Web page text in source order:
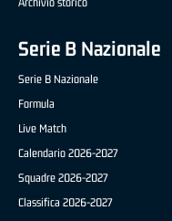
Serie B Nazionale
Serie B Nazionale
Formula
Live Match
Calendario 2026-2027
Squadre 2026-2027
Classifica 2026-2027